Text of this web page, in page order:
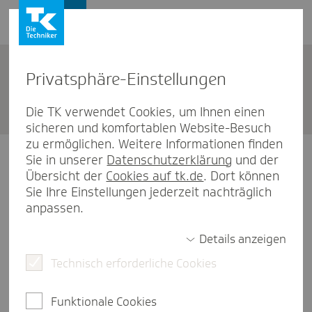
Bewer­bungsportal
Registrierung
Registrieren Sie sich jetzt für das TK
Bewerberportal. Sie können Ihre Bewerbung
auch speichern und später weiterbearbeiten.
E-Mail-Adresse (Benutzername)
Privat­sphäre-Einstel­lungen
Die TK verwendet Cookies, um Ihnen einen
sicheren und komfortablen Website-Besuch
zu ermöglichen. Weitere Informationen finden
Sie in unserer Datenschutzerklärung und der
Übersicht der Cookies auf tk.de. Dort können
Sie Ihre Einstellungen jederzeit nachträglich
anpassen.
Details anzeigen
Technisch erforderliche Cookies
Funktionale Cookies